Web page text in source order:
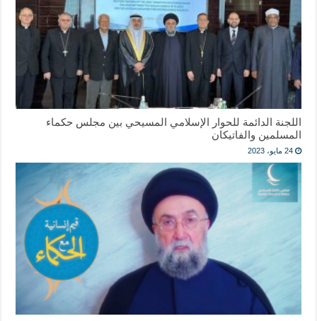
اللجنة الدائمة للحوار الإسلامي المسيحي بين مجلس حكماء
المسلمين والفاتيكان
24 مايو، 2023